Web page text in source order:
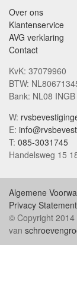
Over ons
Klantenservice
AVG verklaring
Contact
KvK: 37079960
BTW:
Bank: NL08
W:
E:
T: 085-3031745
Handelsweg 15
Algemene
Privacy Statement
© Copyright 2014
van